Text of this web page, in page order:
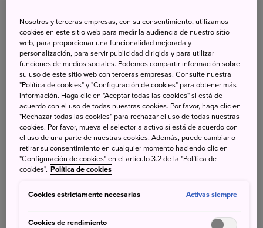
un país fascinante.
Búsqueda
Categorias
Todo
Destinos (43)
Club de lectura (17)
Nosotros y terceras empresas, con su consentimiento, utilizamos
cookies en este sitio web para medir la audiencia de nuestro sitio
web, para proporcionar una funcionalidad mejorada y
personalización, para servir publicidad dirigida y para utilizar
funciones de medios sociales. Podemos compartir información sobre
su uso de este sitio web con terceras empresas. Consulte nuestra
"Política de cookies" y "Configuración de cookies" para obtener más
información. Haga clic en "Aceptar todas las cookies" si está de
acuerdo con el uso de todas nuestras cookies. Por favor, haga clic en
"Rechazar todas las cookies" para rechazar el uso de todas nuestras
cookies. Por favor, mueva el selector a activo si está de acuerdo con
el uso de una parte de nuestras cookies. Además, puede cambiar o
retirar su consentimiento en cualquier momento haciendo clic en
"Configuración de cookies" en el artículo 3.2 de la "Política de
cookies". Política de cookies
Cookies estrictamente necesarias Activas siempre
Cookies de rendimiento